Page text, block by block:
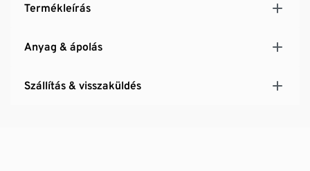
Termékleírás
Anyag & ápolás
Szállítás & visszaküldés